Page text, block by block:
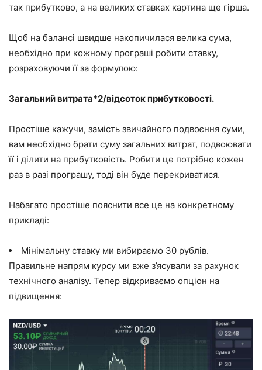
так прибутково, а на великих ставках картина ще гірша.
Щоб на балансі швидше накопичилася велика сума,
необхідно при кожному програші робити ставку,
розраховуючи її за формулою:
Загальний витрата*2/відсоток прибутковості.
Простіше кажучи, замість звичайного подвоєння суми,
вам необхідно брати суму загальних витрат, подвоювати
її і ділити на прибутковість. Робити це потрібно кожен
раз в разі програшу, тоді він буде перекриватися.
Набагато простіше пояснити все це на конкретному
прикладі:
Мінімальну ставку ми вибираємо 30 рублів.
Правильне напрям курсу ми вже з’ясували за рахунок
технічного аналізу. Тепер відкриваємо опціон на
підвищення: